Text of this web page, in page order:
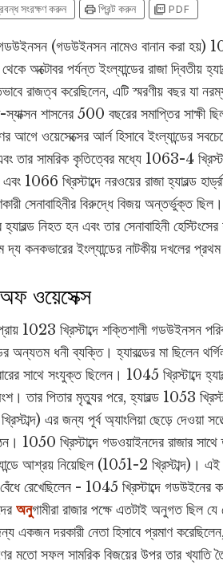
সংরক্ষণ করুন printপ্রিন্ট করুন picture_as_pdf PDF
(গডউইনসন নামেও বানান করা হয়)
থেকে অক্টোবর পর্যন্ত ইংল্যান্ডের রাজা দ্বিতীয়
রাজত্ব করেছিলেন, এটি স্মরণীয় বছর যা
শাসনের 500 বছরের সমাপ্তির সাক্ষী
আগে ওয়েসেক্সের আর্ল হিসাবে ইংল্যান্ডের
তার সামরিক কৃতিত্বের মধ্যে 1063-4
1066 খ্রিস্টাব্দে নরওয়ের রাজা হ্যারল্ড
সেনাবাহিনীর বিরুদ্ধে বিজয় অন্তর্ভুক্ত
হ্যারল্ড নিহত হন এবং তার সেনাবাহিনী
দ্য কনকভারের ইংল্যান্ডের নাটকীয় দখলের প্রথম
ওয়েসেক্স
1023 খ্রিস্টাব্দে শক্তিশালী গডউইনসন
অন্যতম ধনী ব্যক্তি। হ্যারল্ডের মা ছিলেন
সাথে সংযুক্ত ছিলেন। 1045 খ্রিস্টাব্দে
তার পিতার মৃত্যুর পরে, হ্যারল্ড 1053
এর জন্য পূর্ব অ্যাংলিয়া ছেড়ে দেওয়া
1050 খ্রিস্টাব্দে গডওয়াইনদের রাজার সাথে
আশ্রয় নিয়েছিল (1051-2 খ্রিস্টাব্দ)। এই
রেখেছিলেন - 1045 খ্রিস্টাব্দে গডউইনের
অনুগামীরা রাজার পক্ষে এতটাই অনুগত ছিল
একজন দরকারী নেতা হিসাবে প্রমাণ
মতো সফল সামরিক বিজয়ের উপর তার খ্যাতি